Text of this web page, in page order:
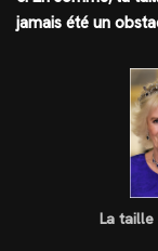
jamais été un
La taille